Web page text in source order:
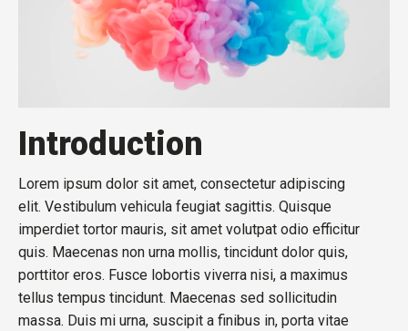
Introduction
Lorem ipsum dolor sit amet, consectetur adipiscing
elit. Vestibulum vehicula feugiat sagittis. Quisque
imperdiet tortor mauris, sit amet volutpat odio efficitur
quis. Maecenas non urna mollis, tincidunt dolor quis,
porttitor eros. Fusce lobortis viverra nisi, a maximus
tellus tempus tincidunt. Maecenas sed sollicitudin
massa. Duis mi urna, suscipit a finibus in, porta vitae